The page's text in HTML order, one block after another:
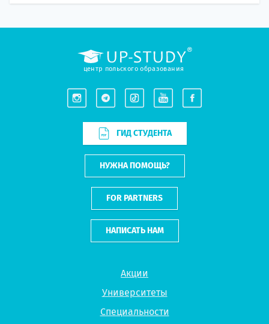
Акции
Университеты
Специальности
центр польского образования
ГИД СТУДЕНТА
НУЖНА ПОМОЩЬ?
FOR PARTNERS
НАПИСАТЬ НАМ